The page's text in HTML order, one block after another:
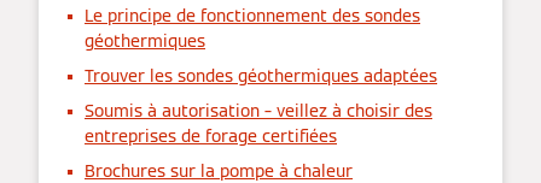
Le principe de fonctionnement des sondes
géothermiques
Trouver les sondes géothermiques adaptées
Soumis à autorisation – veillez à choisir des
entreprises de forage certifiées
Brochures sur la pompe à chaleur